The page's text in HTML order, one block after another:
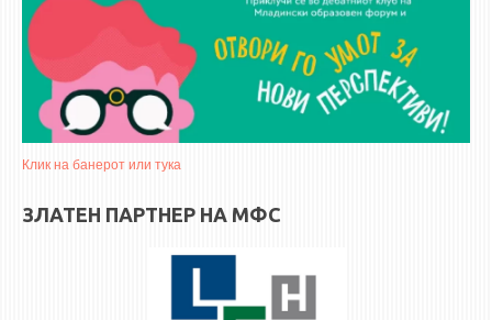
CIRASIM
ENERGET
AIR QUALITY MODELLING
ИНФОРМАЦИИ ОД ЈАВЕН КАРАКТЕР
АНКЕТИ И САМОЕВАЛУАЦИИ
Клик на банерот или тука
ЗЛАТЕН ПАРТНЕР НА МФС